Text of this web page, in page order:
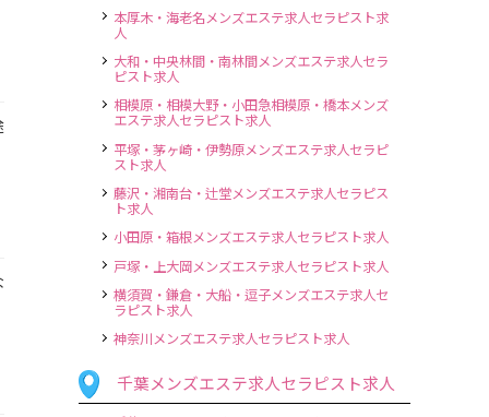
本厚木・海老名メンズエステ求人セラピスト求
人
大和・中央林間・南林間メンズエステ求人セラ
ピスト求人
相模原・相模大野・小田急相模原・橋本メンズ
エステ求人セラピスト求人
平塚・茅ヶ崎・伊勢原メンズエステ求人セラピ
スト求人
藤沢・湘南台・辻堂メンズエステ求人セラピス
ト求人
小田原・箱根メンズエステ求人セラピスト求人
戸塚・上大岡メンズエステ求人セラピスト求人
横須賀・鎌倉・大船・逗子メンズエステ求人セ
ラピスト求人
神奈川メンズエステ求人セラピスト求人
千葉メンズエステ求人セラピスト求人